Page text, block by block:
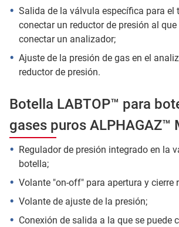
Salida de la válvula específica para el
conectar un reductor de presión al que
conectar un analizador;
Ajuste de la presión de gas en el
reductor de presión.
Botella LABTOP™ para
gases puros ALPHAGAZ™
Regulador de presión integrado en la
botella;
Volante "on-off" para apertura y cierre
Volante de ajuste de la presión;
Conexión de salida a la que se puede